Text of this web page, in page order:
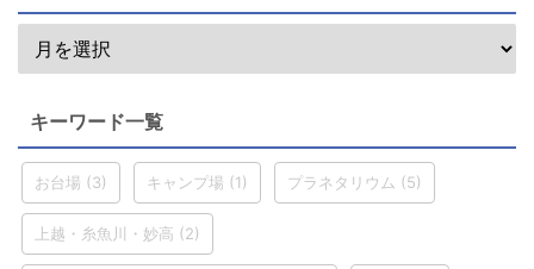
キーワード一覧
お台場 (3) キャンプ場 (1) プラネタリウム (5)
上越・糸魚川・妙高 (2)